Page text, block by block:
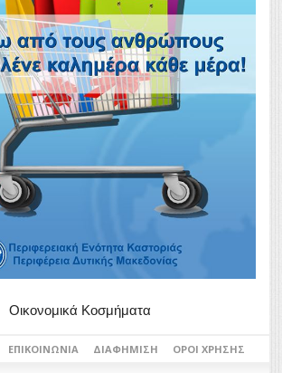
Οικονομικά Κοσμήματα
ΕΠΙΚΟΙΝΩΝΊΑ ΔΙΑΦΉΜΙΣΗ ΌΡΟΙ ΧΡΉΣΗΣ